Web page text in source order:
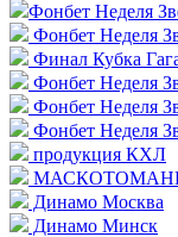
Фонбет Неделя
Фонбет Неделя
Финал Кубка
Фонбет Неделя
Фонбет Неделя
Фонбет Неделя
продукция КХЛ
Динамо Москва
Динамо Минск